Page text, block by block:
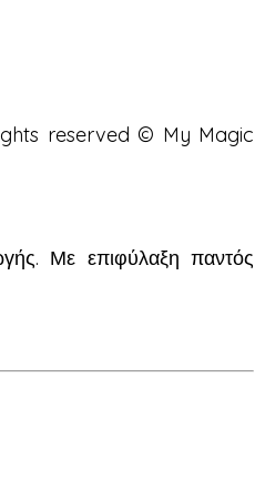
reserved © My Magic
Με επιφύλαξη παντός